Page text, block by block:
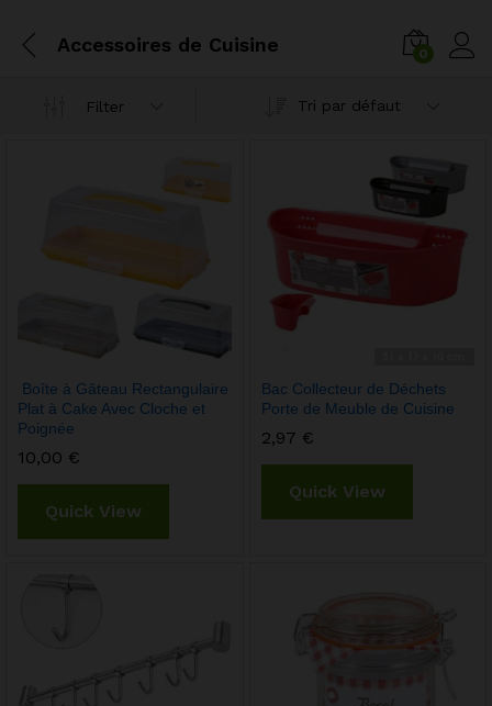
Accessoires de Cuisine 0
Filter Tri par défaut
Boîte à Gâteau Rectangulaire
Plat à Cake Avec Cloche et
Poignée
10,00 €
Quick View
Bac Collecteur de Déchets
Porte de Meuble de Cuisine
2,97 €
Quick View